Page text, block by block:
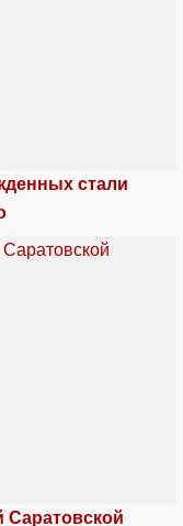
стали
Саратовской